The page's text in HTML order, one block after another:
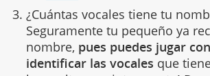
¿Cuántas vocales tiene tu
Seguramente tu pequeño ya
nombre, pues puedes jugar
identificar las vocales que